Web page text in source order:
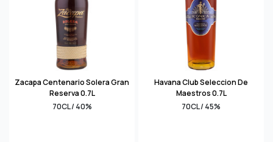
Zacapa Centenario Solera Gran
Reserva 0.7L
70CL / 40%
Havana Club Seleccion De
Maestros 0.7L
70CL / 45%